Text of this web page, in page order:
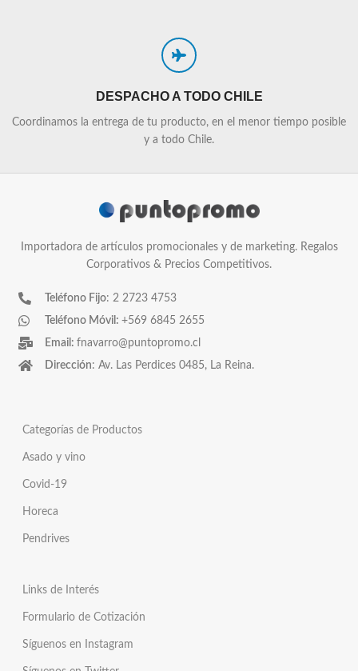
DESPACHO A TODO CHILE
Coordinamos la entrega de tu producto, en el menor tiempo posible
y a todo Chile.
Importadora de artículos promocionales y de marketing. Regalos
Corporativos & Precios Competitivos.
Teléfono Fijo: 2 2723 4753
Teléfono Móvil: +569 6845 2655
Email: fnavarro@puntopromo.cl
Dirección: Av. Las Perdices 0485, La Reina.
Categorías de Productos
Asado y vino
Covid-19
Horeca
Pendrives
Links de Interés
Formulario de Cotización
Síguenos en Instagram